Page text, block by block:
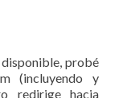
probé
(incluyendo y
redirige hacia